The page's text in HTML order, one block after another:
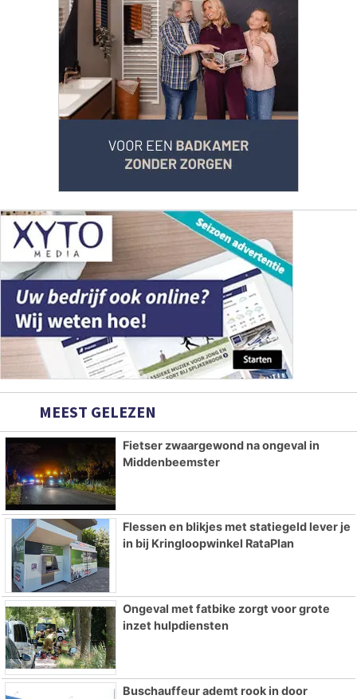
MEEST GELEZEN
Fietser zwaargewond na ongeval in
Middenbeemster
Flessen en blikjes met statiegeld lever je
in bij Kringloopwinkel RataPlan
Ongeval met fatbike zorgt voor grote
inzet hulpdiensten
Buschauffeur ademt rook in door